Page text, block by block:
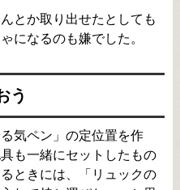
とか取り出せたとしても
になるのも嫌でした。
う
気ペン」の定位置を作
も一緒にセットしたもの
ときには、「リュックの